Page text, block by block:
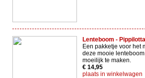
Lenteboom -
Een pakketje voor het
deze mooie
moeilijk te maken.
€ 14,95
plaats in winkelwagen